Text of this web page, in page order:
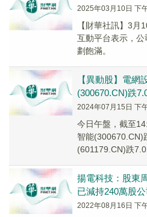
2025年03月10日 下
【財華社訊】3
互動平台表示，
劃飽滿。
【異動股】電網
(300670.CN)跌
2024年07月15日 下
今日午盤，截至
智能(300670.CN)
(601179.CN)跌
揚電科技：股東
已減持240萬股
2022年08月16日 下